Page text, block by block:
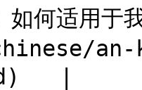
何适用于
|